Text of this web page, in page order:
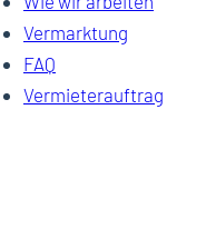
Vermarktung
FAQ
Vermieterauftrag